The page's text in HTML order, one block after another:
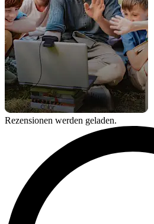
Rezensionen werden geladen.